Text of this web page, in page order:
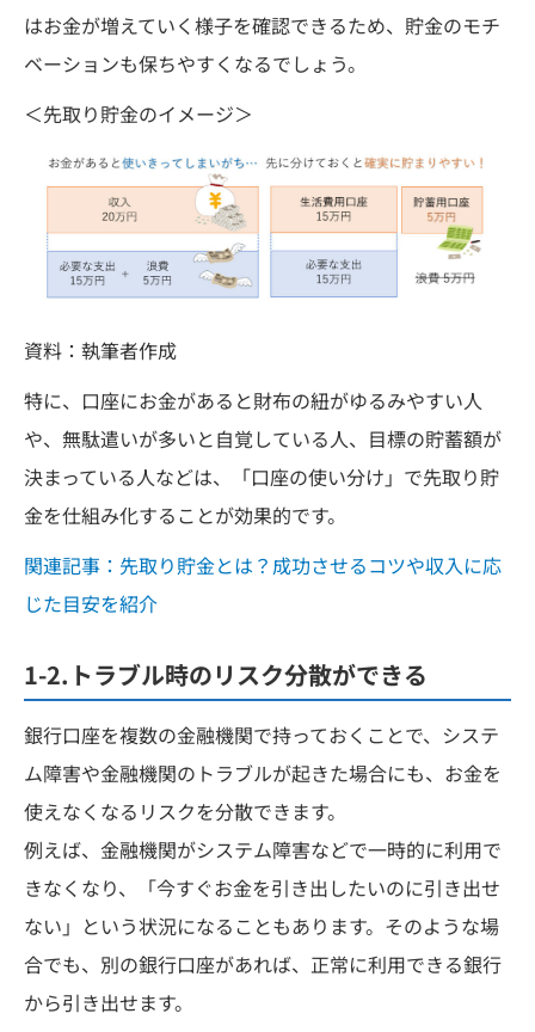
はお金が増えていく様子を確認できるため、貯金のモチ
ベーションも保ちやすくなるでしょう。
＜先取り貯金のイメージ＞
資料：執筆者作成
特に、口座にお金があると財布の紐がゆるみやすい人
や、無駄遣いが多いと自覚している人、目標の貯蓄額が
決まっている人などは、「口座の使い分け」で先取り貯
金を仕組み化することが効果的です。
関連記事：先取り貯金とは？成功させるコツや収入に応
じた目安を紹介
1-2.トラブル時のリスク分散ができる
銀行口座を複数の金融機関で持っておくことで、システ
ム障害や金融機関のトラブルが起きた場合にも、お金を
使えなくなるリスクを分散できます。
例えば、金融機関がシステム障害などで一時的に利用で
きなくなり、「今すぐお金を引き出したいのに引き出せ
ない」という状況になることもあります。そのような場
合でも、別の銀行口座があれば、正常に利用できる銀行
から引き出せます。